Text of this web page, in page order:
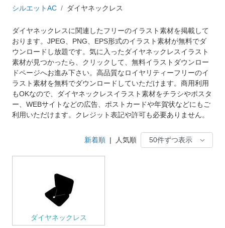
シルエットAC ダイヤネックレス
ダイヤネックレスに関連したフリーのイラスト素材を掲載して
おります。JPEG、PNG、EPS形式のイラスト素材が無料でダ
ウンロードし放題です。気に入ったダイヤネックレスイラスト
素材が見つかったら、クリックして、無料イラストダウンロー
ドページへお進み下さい。高品質なロイヤリティーフリーのイ
ラスト素材を無料でダウンロードしていただけます。商用利用
もOKなので、ダイヤネックレスイラスト素材をチラシやポスタ
ー、WEBサイトなどの広告、ポストカードや年賀状などにもご
利用いただけます。クレジット表記や許可も必要ありません。
新着順 | 人気順
ダイヤネックレス